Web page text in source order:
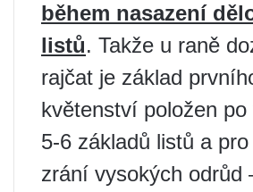
během nasazení
listů. Takže u raně
rajčat je základ
květenství položen
5-6 základů listů a
zrání vysokých odrůd